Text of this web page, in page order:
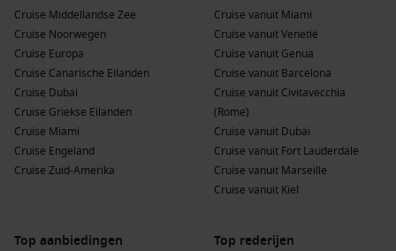
vulkanische landschappen en het kristalheldere water.
Bezoek de stranden en verken de kunst van César
Manrique die het eiland heeft gevormd.
Las PalmasdeGran Canaria Canarische Eilanden,
Deze bruisende stad staat bekend om zijn levendige
cultuur en historische bezienswaardigheden. Bezoek de
wijk Vegueta en geniet van het strand Las Canteras.
Populaire regio’s voor cruises naar San
Portugal:Dit veelzijdige land biedt een schat aan
Cruise Middellandse Zee
Cruise Noorwegen
Cruise Europa
Cruise Canarische Eilanden
Cruise Dubai
Cruise Griekse Eilanden
Cruise Miami
Cruise Engeland
Cruise Zuid-Amerika
Cruise vanuit Miami
Cruise vanuit Venetië
Cruise vanuit Genua
Cruise vanuit Barcelona
Cruise vanuit Civitavecchia
(Rome)
Cruise vanuit Dubai
Cruise vanuit Fort Lauderdale
Cruise vanuit Marseille
Cruise vanuit Kiel
Top aanbiedingen Top rederijen